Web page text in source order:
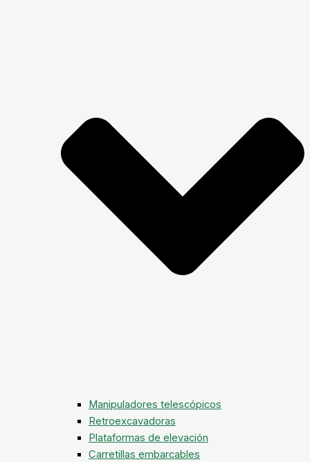
Manipuladores telescópicos
Retroexcavadoras
Plataformas de elevación
Carretillas embarcables